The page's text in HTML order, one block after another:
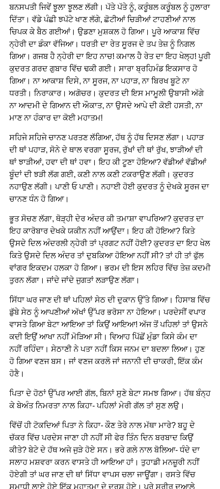
ਬਨਸਪਤੀ ਜਿਵੇਂ ਝੂਲਾ ਝੂਲਣ ਲੱਗੀ। ਪੱਤੇ ਪੱਤੇ ਨੂੰ, ਕਰੂੰਬਲ ਕਰੂੰਬਲ ਨੂੰ ਹੁਲਾਰਾ
ਦਿੱਤਾ। ਵੱਡੇ ਪੰਛੀ ਝਪੱਟੇ ਖਾਣ ਲੱਗੇ, ਛੋਟੀਆਂ ਚਿੜੀਆਂ ਟਾਹਣੀਆਂ ਨਾਲ
ਚਿਪਕ ਕੇ ਬੈਠ ਗਈਆਂ। ਉਡਣਾ ਮੁਸ਼ਕਲ ਹੋ ਗਿਆ। ਪੂਰੇ ਆਕਾਸ਼ ਵਿੱਚ
ਨ੍ਹੇਰੀ ਦਾ ਡੰਕਾ ਵੱਜਿਆ। ਧਰਤੀ ਦਾ ਰੇਤ ਸੂਰਜ ਦੇ ਤਪ ਤੇਜ਼ ਨੂੰ ਨਿਗਲ
ਗਿਆ। ਗਜਬ ਹੈ ਨ੍ਹੇਰੀ ਦਾ ਇਹ ਨਾਚ! ਕਮਾਲ ਹੈ ਰੇਤ ਦਾ ਇਹ ਖੇਲ੍ਹ! ਪੂਰੀ
ਕੁਦਰਤ ਗਰਦ ਗੁਬਾਰ ਵਿੱਚ ਢਕੀ ਗਈ। ਸਾਰਾ ਬ੍ਰਹਿਮੰਡ ਇਕਸਾਰ ਹੋ
ਗਿਆ। ਨਾ ਆਕਾਸ਼ ਦਿਸੇ, ਨਾ ਸੂਰਜ, ਨਾ ਪਹਾੜ, ਨਾ ਬਿਰਖ ਬੂਟੇ ਨਾ
ਧਰਤੀ। ਨਿਰਾਕਾਰ। ਅਗੋਚਰ। ਕੁਦਰਤ ਦੀ ਇਸ ਮਾਮੂਲੀ ਉਬਾਸੀ ਅੱਗੇ
ਨਾ ਆਦਮੀ ਦੇ ਗਿਆਨ ਦੀ ਔਕਾਤ, ਨਾ ਉਸਦੇ ਆਪੇ ਦੀ ਕੋਈ ਹਸਤੀ, ਨਾ
ਮਾਣ ਨਾ ਹੰਕਾਰ ਦਾ ਕੋਈ ਮਹਾਤਮ!
ਸਹਿਜੇ ਸਹਿਜੇ ਚਾਨਣ ਪਰਤਣ ਲੱਗਿਆ, ਹੱਥ ਨੂੰ ਹੱਥ ਦਿਸਣ ਲੱਗਾ। ਪਹਾੜ
ਦੀ ਥਾਂ ਪਹਾੜ, ਸੋਨੇ ਦੇ ਥਾਲ ਵਰਗਾ ਸੂਰਜ, ਰੁੱਖਾਂ ਦੀ ਥਾਂ ਰੁੱਖ, ਝਾੜੀਆਂ ਦੀ
ਥਾਂ ਝਾੜੀਆਂ, ਹਵਾ ਦੀ ਥਾਂ ਹਵਾ। ਇਹ ਕੀ ਟੂਣਾ ਹੋਇਆ? ਵੱਡੀਆਂ ਵੱਡੀਆਂ
ਬੂੰਦਾਂ ਦੀ ਝੜੀ ਲੱਗ ਗਈ, ਕਣੀ ਨਾਲ ਕਣੀ ਟਕਰਾਉਣ ਲੱਗੀ। ਕੁਦਰਤ
ਨਹਾਉਣ ਲੱਗੀ। ਪਾਣੀ ਓ ਪਾਣੀ। ਨਹਾਈ ਹੋਈ ਕੁਦਰਤ ਨੂੰ ਦੇਖਕੇ ਸੂਰਜ ਦਾ
ਚਾਨਣ ਧੰਨ ਹੋ ਗਿਆ।
ਭੂਤ ਸੋਚਣ ਲੱਗਾ, ਥੋੜ੍ਹੀ ਦੇਰ ਅੰਦਰ ਕੀ ਤਮਾਸ਼ਾ ਵਾਪਰਿਆ? ਕੁਦਰਤ ਦਾ
ਇਹ ਕਾਰੋਬਾਰ ਦੇਖਕੇ ਯਕੀਨ ਨਹੀਂ ਆਉਂਦਾ। ਇਹ ਕੀ ਹੋਇਆ? ਕਿਤੇ
ਉਸਦੇ ਦਿਲ ਅੰਦਰਲੀ ਨ੍ਹੇਰੀ ਤਾਂ ਪ੍ਰਗਟ ਨਹੀਂ ਹੋਈ? ਕੁਦਰਤ ਦਾ ਇਹ ਖੇਲ
ਕਿਤੇ ਉਸਦੇ ਦਿਲ ਅੰਦਰ ਤਾਂ ਦੁਬਕਿਆ ਹੋਇਆ ਨਹੀਂ ਸੀ? ਤਾਂ ਹੀ ਤਾਂ ਫੁੱਲ
ਵਾਂਗਰ ਇਕਦਮ ਹਲਕਾ ਹੋ ਗਿਆ। ਭਰਮ ਦੀ ਇਸ ਲਹਿਰ ਵਿੱਚ ਤੇਜ਼ ਕਦਮੀ
ਤੁਰਨ ਲੱਗਾ। ਜਾਂਦੇ ਜਾਂਦੇ ਜੁਗਤਾਂ ਲੜਾਉਣ ਲੱਗਾ।
ਸਿੱਧਾ ਘਰ ਜਾਣ ਦੀ ਥਾਂ ਪਹਿਲਾਂ ਸੇਠ ਦੀ ਦੁਕਾਨ ਉੱਤੇ ਗਿਆ। ਹਿਸਾਬ ਵਿੱਚ
ਡੁੱਬੇ ਸੇਠ ਨੂੰ ਆਪਣੀਆਂ ਅੱਖਾਂ ਉੱਪਰ ਭਰੋਸਾ ਨਾ ਹੋਇਆ। ਪਰਦੇਸੀਂ ਵਪਾਰ
ਵਾਸਤੇ ਗਿਆ ਬੇਟਾ ਆਇਆ ਤਾਂ ਕਿਉਂ ਆਇਆ! ਅੱਜ ਤੋਂ ਪਹਿਲਾਂ ਤਾਂ ਉਸਨੇ
ਕਦੀ ਇਉਂ ਆਖਾ ਨਹੀਂ ਮੋੜਿਆ ਸੀ। ਵਿਆਹ ਪਿੱਛੋਂ ਮੁੰਡਾ ਕਿਸੇ ਕੰਮ ਦਾ
ਨਹੀਂ ਰਹਿੰਦਾ। ਸੇਠਾਣੀ ਨੇ ਪਤਾ ਨਹੀਂ ਕਿਸ ਜਨਮ ਦਾ ਬਦਲਾ ਲਿਆ। ਹੁਣ
ਹੋ ਗਿਆ ਵਣਜ ਬਸ। ਜਾਂ ਵਣਜ ਕਰਲੋ ਜਾਂ ਜਨਾਨੀ ਦੀ ਚਾਕਰੀ, ਇੱਕ ਕੰਮ
ਹੋਣੈ।
ਪਿਤਾ ਦੇ ਹੋਠਾਂ ਉੱਪਰ ਆਈ ਗੱਲ, ਬਿਨਾਂ ਸੁਣੇ ਬੇਟਾ ਸਮਝ ਗਿਆ। ਹੱਥ ਬੰਨ੍ਹ
ਕੇ ਬੇਅੰਤ ਨਿਮਰਤਾ ਨਾਲ ਕਿਹਾ- ਪਹਿਲਾਂ ਮੇਰੀ ਗੱਲ ਤਾਂ ਸੁਣ ਲਉ।
ਵਿੱਚੋਂ ਹੀ ਟੋਕਦਿਆਂ ਪਿਤਾ ਨੇ ਕਿਹਾ- ਕੌਣ ਤੇਰੇ ਨਾਲ ਮੱਥਾ ਮਾਰੇ? ਬਹੂ ਦੇ
ਚੱਕਰ ਵਿੱਚ ਪਰਦੇਸ ਜਾਣਾ ਹੀ ਨਹੀਂ ਸੀ ਫੇਰ ਤਿੰਨ ਦਿਨ ਬਰਬਾਦ ਕਿਉਂ
ਕੀਤੇ? ਬੇਟੇ ਦੇ ਹੱਥ ਅਜੇ ਜੁੜੇ ਹੋਏ ਸਨ। ਭਰੇ ਗਲੇ ਨਾਲ ਬੋਲਿਆ- ਧੰਦੇ ਦਾ
ਸਲਾਹ ਮਸ਼ਵਰਾ ਕਰਨ ਵਾਸਤੇ ਹੀ ਆਇਆ ਹਾਂ। ਤੁਹਾਡੀ ਮਨਜ਼ੂਰੀ ਨਹੀਂ
ਹੋਏਗੀ ਤਾਂ ਘਰ ਜਾਣ ਦੀ ਥਾਂ ਸਿੱਧਾ ਵਾਪਸ ਚਲਾ ਜਾਊਂਗਾ। ਰਸਤੇ ਵਿੱਚ
ਸਮਾਧੀ ਲਾਏ ਹੋਏ ਇੱਕ ਮਹਾਤਮਾ ਦੇ ਦਰਸ਼ ਹੋਏ। ਪੂਰੇ ਸਰੀਰ ਦੁਆਲ਼ੇ